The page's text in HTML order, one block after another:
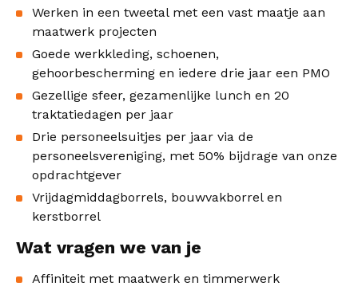
Werken in een tweetal met een vast maatje aan
maatwerk projecten
Goede werkkleding, schoenen,
gehoorbescherming en iedere drie jaar een PMO
Gezellige sfeer, gezamenlijke lunch en 20
traktatiedagen per jaar
Drie personeelsuitjes per jaar via de
personeelsvereniging, met 50% bijdrage van onze
opdrachtgever
Vrijdagmiddagborrels, bouwvakborrel en
kerstborrel
Wat vragen we van je
Affiniteit met maatwerk en timmerwerk